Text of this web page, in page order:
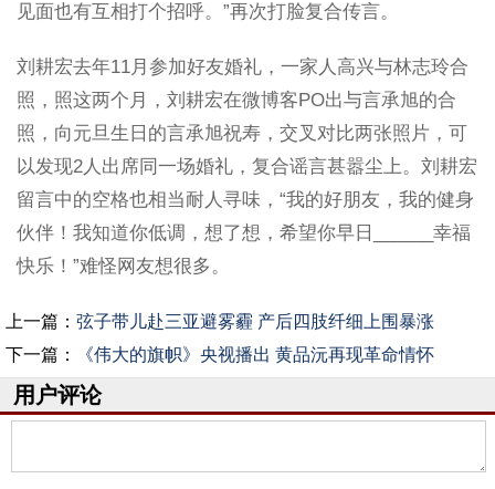
见面也有互相打个招呼。”再次打脸复合传言。
刘耕宏去年11月参加好友婚礼，一家人高兴与林志玲合
照，照这两个月，刘耕宏在微博客PO出与言承旭的合
照，向元旦生日的言承旭祝寿，交叉对比两张照片，可
以发现2人出席同一场婚礼，复合谣言甚嚣尘上。刘耕宏
留言中的空格也相当耐人寻味，“我的好朋友，我的健身
伙伴！我知道你低调，想了想，希望你早日______幸福
快乐！”难怪网友想很多。
上一篇： 弦子带儿赴三亚避雾霾 产后四肢纤细上围暴涨
下一篇：
《伟大的旗帜》央视播出 黄品沅再现革命情怀
用户评论